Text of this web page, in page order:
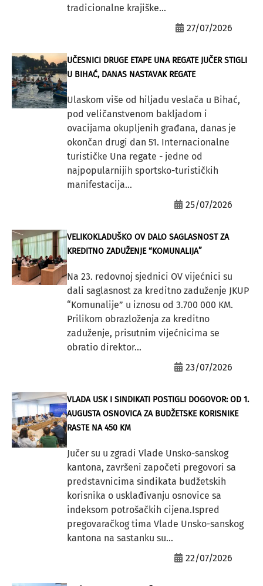
tradicionalne krajiške...
27/07/2026
UČESNICI DRUGE ETAPE UNA REGATE JUČER STIGLI
U BIHAĆ, DANAS NASTAVAK REGATE
Ulaskom više od hiljadu veslača u Bihać,
pod veličanstvenom bakljadom i
ovacijama okupljenih građana, danas je
okončan drugi dan 51. Internacionalne
turističke Una regate - jedne od
najpopularnijih sportsko-turističkih
manifestacija...
25/07/2026
VELIKOKLADUŠKO OV DALO SAGLASNOST ZA
KREDITNO ZADUŽENJE “KOMUNALIJA”
Na 23. redovnoj sjednici OV vijećnici su
dali saglasnost za kreditno zaduženje JKUP
“Komunalije” u iznosu od 3.700 000 KM.
Prilikom obrazloženja za kreditno
zaduženje, prisutnim vijećnicima se
obratio direktor...
23/07/2026
VLADA USK I SINDIKATI POSTIGLI DOGOVOR: OD 1.
AUGUSTA OSNOVICA ZA BUDŽETSKE KORISNIKE
RASTE NA 450 KM
Jučer su u zgradi Vlade Unsko-sanskog
kantona, završeni započeti pregovori sa
predstavnicima sindikata budžetskih
korisnika o usklađivanju osnovice sa
indeksom potrošačkih cijena.Ispred
pregovaračkog tima Vlade Unsko-sanskog
kantona na sastanku su...
22/07/2026